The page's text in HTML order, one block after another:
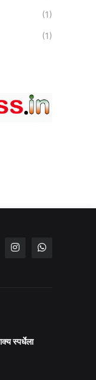
(1)
(1)
स्पर्धेला